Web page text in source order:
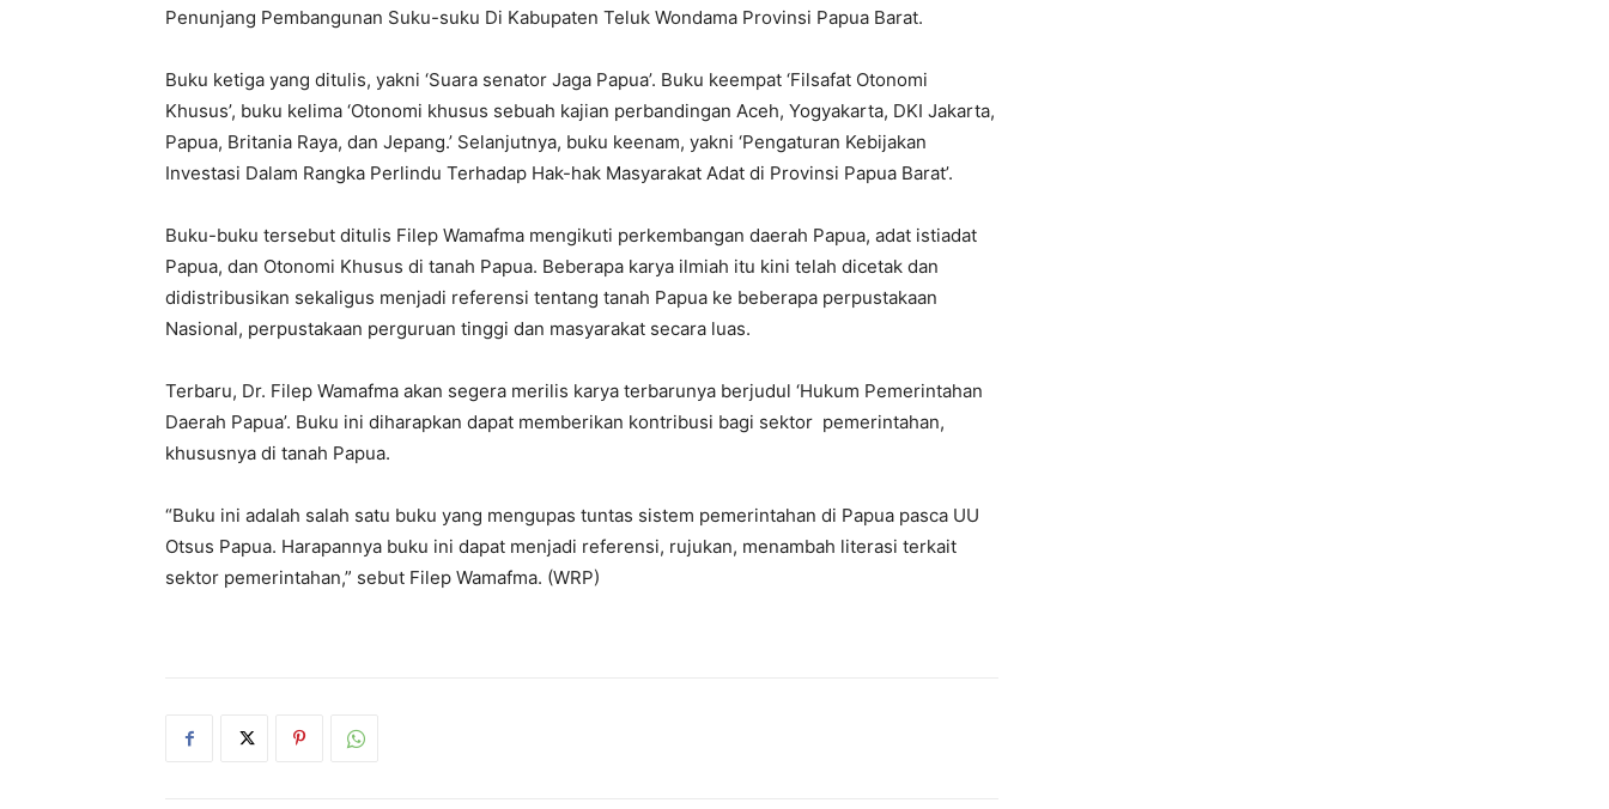
Penunjang Pembangunan Suku-suku Di Kabupaten Teluk Wondama Provinsi Papua Barat.
Buku ketiga yang ditulis, yakni ‘Suara senator Jaga Papua’. Buku keempat ‘Filsafat Otonomi
Khusus’, buku kelima ‘Otonomi khusus sebuah kajian perbandingan Aceh, Yogyakarta, DKI Jakarta,
Papua, Britania Raya, dan Jepang.’ Selanjutnya, buku keenam, yakni ‘Pengaturan Kebijakan
Investasi Dalam Rangka Perlindu Terhadap Hak-hak Masyarakat Adat di Provinsi Papua Barat’.
Buku-buku tersebut ditulis Filep Wamafma mengikuti perkembangan daerah Papua, adat istiadat
Papua, dan Otonomi Khusus di tanah Papua. Beberapa karya ilmiah itu kini telah dicetak dan
didistribusikan sekaligus menjadi referensi tentang tanah Papua ke beberapa perpustakaan
Nasional, perpustakaan perguruan tinggi dan masyarakat secara luas.
Terbaru, Dr. Filep Wamafma akan segera merilis karya terbarunya berjudul ‘Hukum Pemerintahan
Daerah Papua’. Buku ini diharapkan dapat memberikan kontribusi bagi sektor pemerintahan,
khususnya di tanah Papua.
“Buku ini adalah salah satu buku yang mengupas tuntas sistem pemerintahan di Papua pasca UU
Otsus Papua. Harapannya buku ini dapat menjadi referensi, rujukan, menambah literasi terkait
sektor pemerintahan,” sebut Filep Wamafma. (WRP)